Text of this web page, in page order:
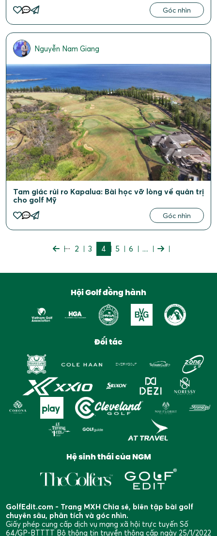
Góc nhìn
Nguyễn Nam Giang
Tam giác rủi ro Kapalua: Bài học vỡ lòng về quản trị
cho golf Mỹ
Góc nhìn
.... 2 3 4 5 6 ....
Hội Golf đồng hành
Đối tác
Hệ sinh thái của NGM
GolfEdit.com - Trang MXH Chia sẻ, biên tập bài golf
chuyên sâu, phân tích và góc nhìn.
Giấy phép cung cấp dịch vụ mạng xã hội trực tuyến Số
64/GP-BTTTT Bộ thông tin truyền thông cấp ngày 25/1/2022